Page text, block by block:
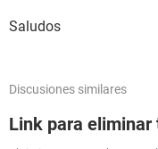
Saludos
Discusiones similares
Link para